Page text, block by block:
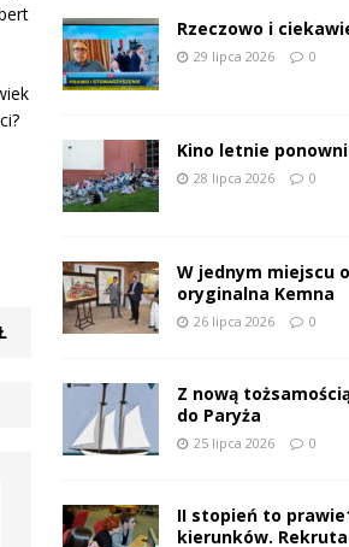
Rzeczowo i
29 lipca 2026 0
Kino letnie
28 lipca 2026 0
W jednym miejscu
oryginalna Kemna
26 lipca 2026 0
Z nową
do Paryża
25 lipca 2026 0
II stopień to
kierunków.